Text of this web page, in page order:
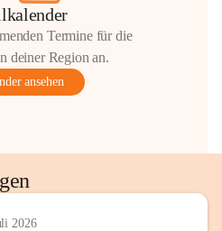
Termine für die
deiner Region an.
ansehen
2026